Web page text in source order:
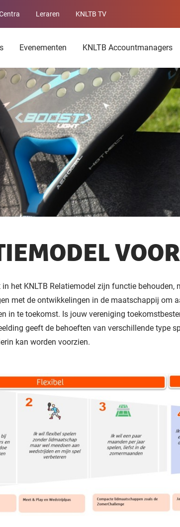
Leraren KNLTB TV
Evenementen KNLTB Accountmanagers
het KNLTB Relatiemodel zijn functie behouden,
met de ontwikkelingen in de maatschappij om
in te toekomst. Is jouw vereniging
geeft de behoeften van verschillende type
kan worden voorzien.